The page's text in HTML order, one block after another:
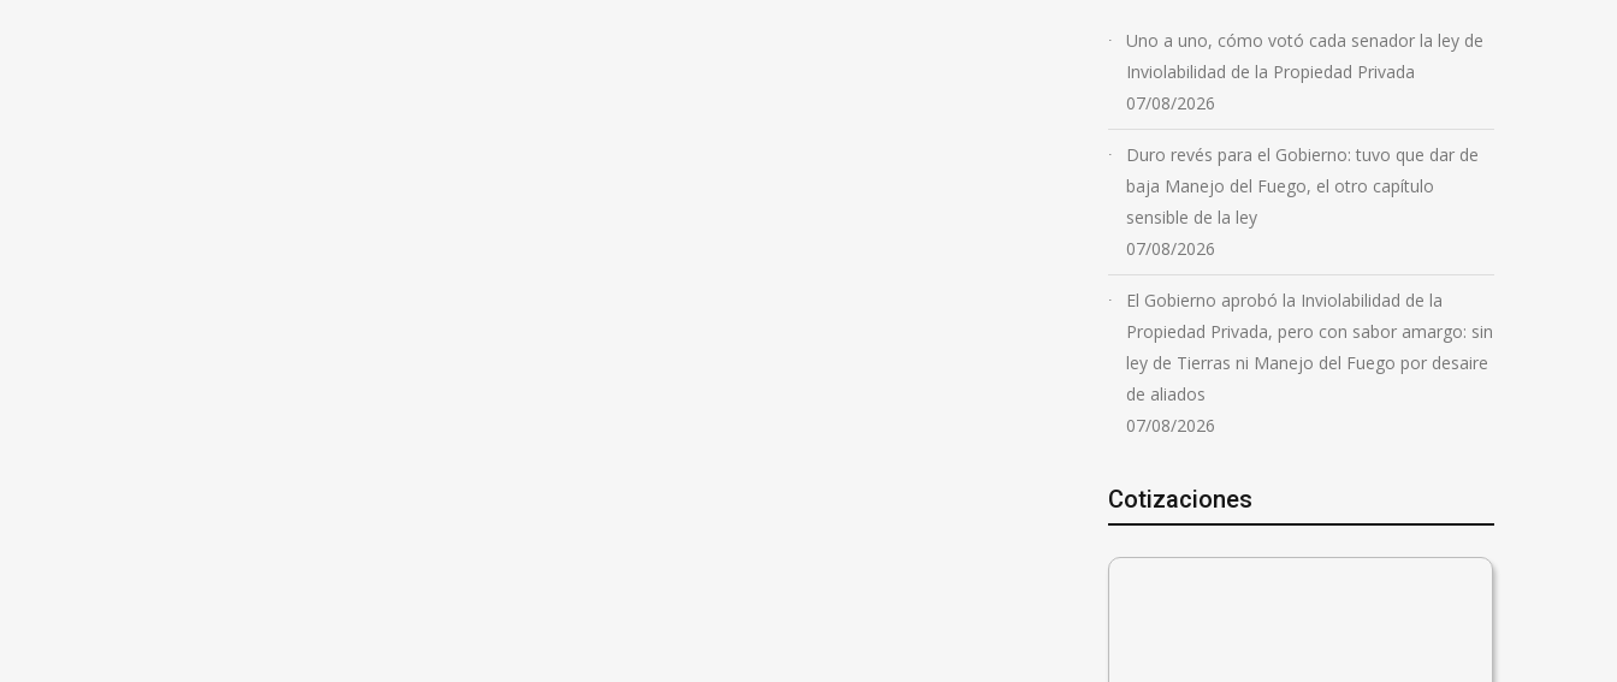
Uno a uno, cómo votó cada senador la ley de
Inviolabilidad de la Propiedad Privada
07/08/2026
Duro revés para el Gobierno: tuvo que dar de
baja Manejo del Fuego, el otro capítulo
sensible de la ley
07/08/2026
El Gobierno aprobó la Inviolabilidad de la
Propiedad Privada, pero con sabor amargo: sin
ley de Tierras ni Manejo del Fuego por desaire
de aliados
07/08/2026
Cotizaciones